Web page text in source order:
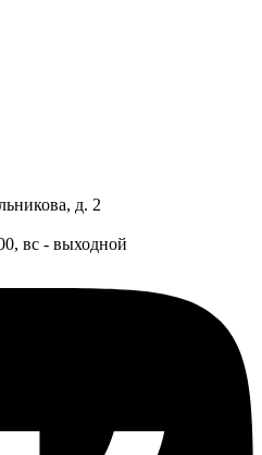
д. 2
вс - выходной